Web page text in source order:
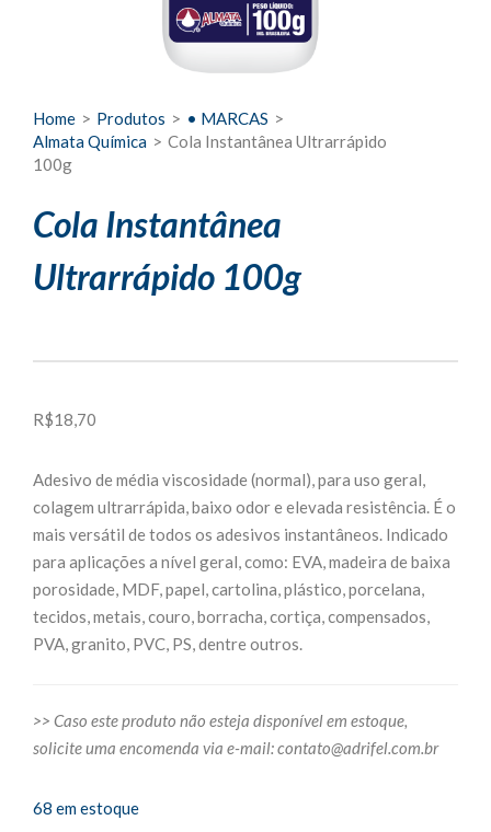
Home > Produtos > • MARCAS >
Almata Química > Cola Instantânea Ultrarrápido
100g
Cola Instantânea
Ultrarrápido 100g
R$18,70
Adesivo de média viscosidade (normal), para uso geral,
colagem ultrarrápida, baixo odor e elevada resistência. É o
mais versátil de todos os adesivos instantâneos. Indicado
para aplicações a nível geral, como: EVA, madeira de baixa
porosidade, MDF, papel, cartolina, plástico, porcelana,
tecidos, metais, couro, borracha, cortiça, compensados,
PVA, granito, PVC, PS, dentre outros.
>> Caso este produto não esteja disponível em estoque,
solicite uma encomenda via e-mail:contato@adrifel.com.br
68 em estoque